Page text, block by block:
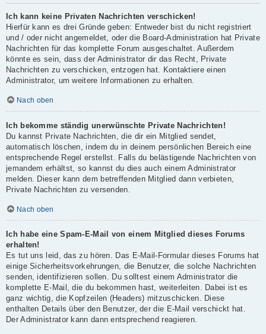
Ich kann keine Privaten Nachrichten verschicken!
Hierfür kann es drei Gründe geben: Entweder bist du nicht registriert
und / oder nicht angemeldet, oder die Board-Administration hat Private
Nachrichten für das komplette Forum ausgeschaltet. Außerdem
könnte es sein, dass der Administrator dir das Recht, Private
Nachrichten zu verschicken, entzogen hat. Kontaktiere einen
Administrator, um weitere Informationen zu erhalten.
Nach oben
Ich bekomme ständig unerwünschte Private Nachrichten!
Du kannst Private Nachrichten, die dir ein Mitglied sendet,
automatisch löschen, indem du in deinem persönlichen Bereich eine
entsprechende Regel erstellst. Falls du belästigende Nachrichten von
jemandem erhältst, so kannst du dies auch einem Administrator
melden. Dieser kann dem betreffenden Mitglied dann verbieten,
Private Nachrichten zu versenden.
Nach oben
Ich habe eine Spam-E-Mail von einem Mitglied dieses Forums
erhalten!
Es tut uns leid, das zu hören. Das E-Mail-Formular dieses Forums hat
einige Sicherheitsvorkehrungen, die Benutzer, die solche Nachrichten
senden, identifizieren sollen. Du solltest einem Administrator die
komplette E-Mail, die du bekommen hast, weiterleiten. Dabei ist es
ganz wichtig, die Kopfzeilen (Headers) mitzuschicken. Diese
enthalten Details über den Benutzer, der die E-Mail verschickt hat.
Der Administrator kann dann entsprechend reagieren.